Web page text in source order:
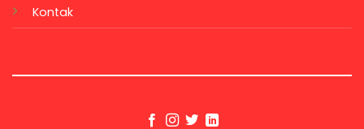
Kontak